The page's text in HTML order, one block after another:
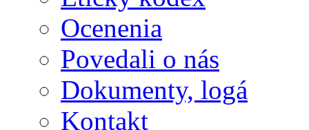
Ocenenia
Povedali o nás
Dokumenty, logá
Kontakt